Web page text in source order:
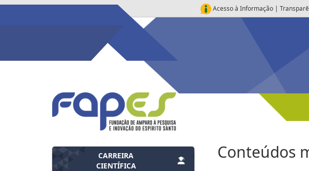
Acesso à Informação |
CARREIRA
CIENTÍFICA
Conteúdos